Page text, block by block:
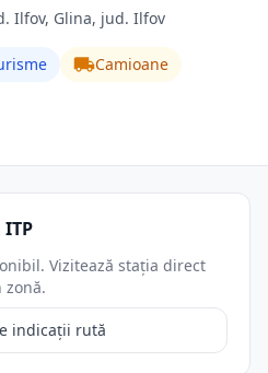
Ilfov, Glina, jud. Ilfov
Camioane
Vizitează stația direct
zonă.
indicații rută